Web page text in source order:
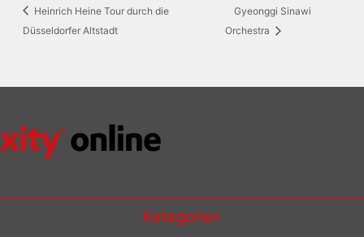
Heinrich Heine Tour durch die
Düsseldorfer Altstadt
Gyeonggi Sinawi
Orchestra
Kategorien